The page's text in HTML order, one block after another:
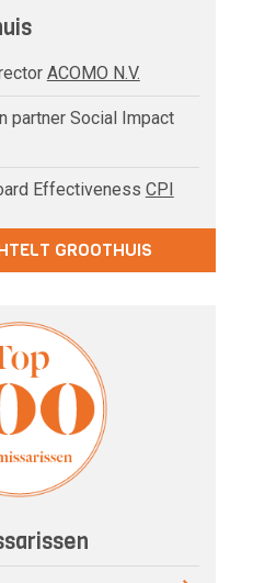
ACOMO N.V.
partner Social Impact
Effectiveness CPI
GROOTHUIS